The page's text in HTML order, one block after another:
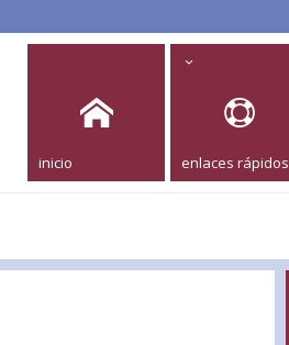
inicio enlaces rápidos